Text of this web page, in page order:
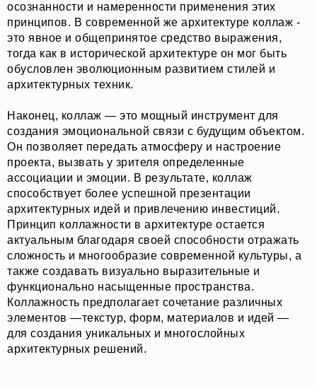
осознанности и намеренности применения этих
принципов. В современной же архитектуре коллаж -
это явное и общепринятое средство выражения,
тогда как в исторической архитектуре он мог быть
обусловлен эволюционным развитием стилей и
архитектурных техник.
Наконец, коллаж — это мощный инструмент для
создания эмоциональной связи с будущим объектом.
Он позволяет передать атмосферу и настроение
проекта, вызвать у зрителя определенные
ассоциации и эмоции. В результате, коллаж
способствует более успешной презентации
архитектурных идей и привлечению инвестиций.
Принцип коллажности в архитектуре остается
актуальным благодаря своей способности отражать
сложность и многообразие современной культуры, а
также создавать визуально выразительные и
функционально насыщенные пространства.
Коллажность предполагает сочетание различных
элементов —текстур, форм, материалов и идей —
для создания уникальных и многослойных
архитектурных решений.